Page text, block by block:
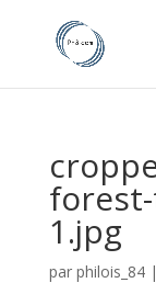
1.jpg
par philois_84|